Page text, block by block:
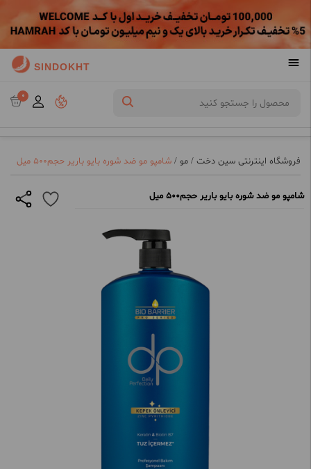
SINDOKHT
0
فروشگاه اینترنتی سین دخت / مو / شامپو مو ضد شوره بایو باریر حجم500 میل
شامپو مو ضد شوره بایو باریر حجم500 میل